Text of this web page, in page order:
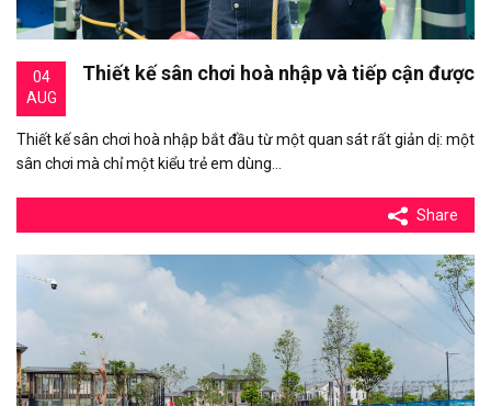
04
AUG
Thiết kế sân chơi hoà nhập và tiếp cận được
Thiết kế sân chơi hoà nhập bắt đầu từ một quan sát rất giản dị: một
sân chơi mà chỉ một kiểu trẻ em dùng…
Share